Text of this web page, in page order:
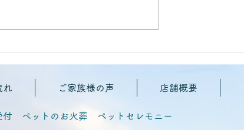
れ ご家族様の声 店舗概要
付 ペットのお火葬 ペットセレモニー